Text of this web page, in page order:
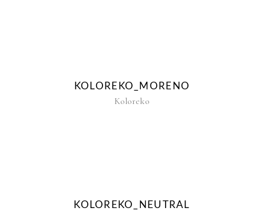
KOLOREKO_MORENO
Koloreko
KOLOREKO_NEUTRAL